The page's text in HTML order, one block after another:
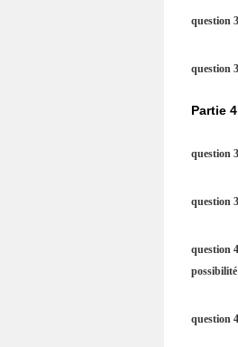
question
question
Partie
question
question
question
question